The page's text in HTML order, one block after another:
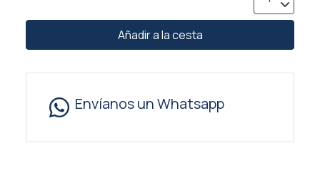
Añadir a la cesta
Envíanos un Whatsapp